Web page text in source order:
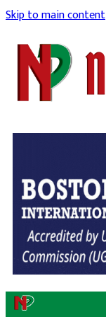
Skip to main content